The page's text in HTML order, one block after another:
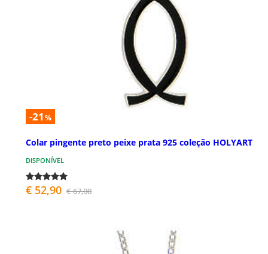
-21 %
Colar pingente preto peixe prata 925 coleção HOLYART
DISPONÍVEL
€ 52,90 € 67,00